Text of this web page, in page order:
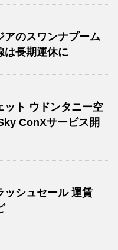
アのスワンナプーム
は長期運休に
ット ウドンタニー空
ConXサービス開
ッシュセール 運賃